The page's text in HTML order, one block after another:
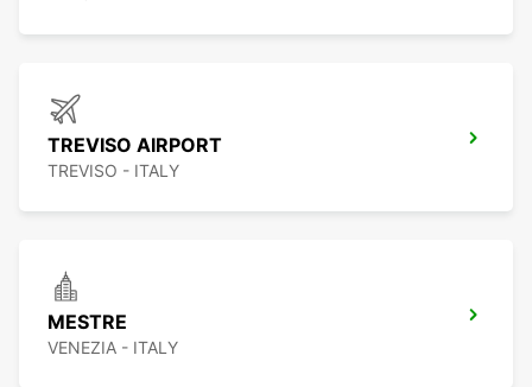
TREVISO AIRPORT
TREVISO - ITALY
MESTRE
VENEZIA - ITALY